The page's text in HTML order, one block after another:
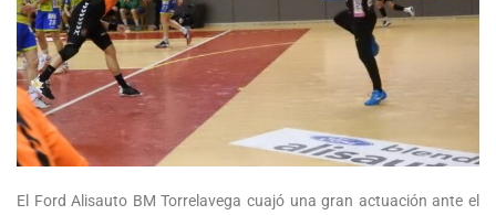
El Ford Alisauto BM Torrelavega cuajó una gran actuación ante el